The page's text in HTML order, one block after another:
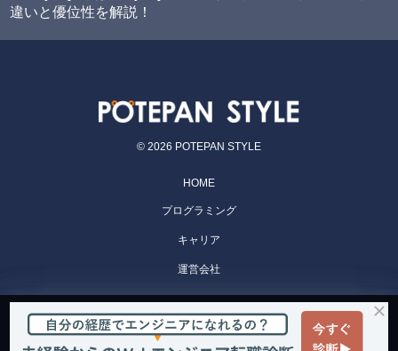
違いと優位性を解説！
© 2026 POTEPAN STYLE
HOME
プログラミング
キャリア
運営会社
POTEPAN CAMP